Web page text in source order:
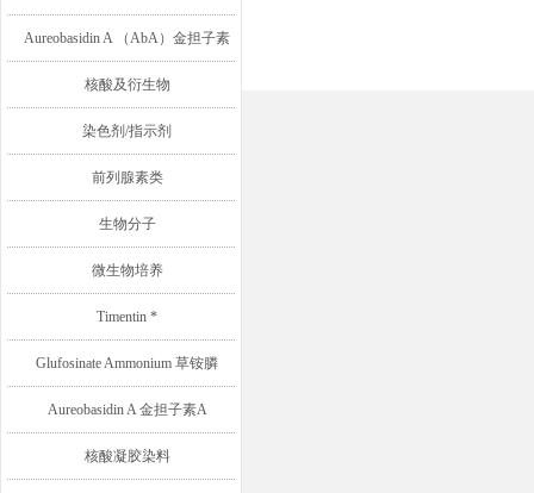
Aureobasidin A （AbA）金担子素
A
核酸及衍生物
染色剂/指示剂
前列腺素类
生物分子
微生物培养
Timentin *
Glufosinate Ammonium 草铵膦
Aureobasidin A 金担子素A
核酸凝胶染料